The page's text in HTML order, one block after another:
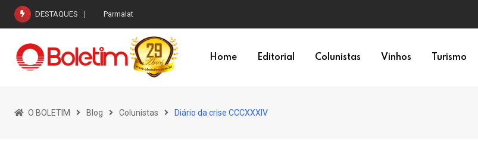
Skip
content
DESTAQUES Como não deixar o empanado se desprender do bife
Home Editorial Colunistas Vinhos Turismo
O BOLETIM Blog Colunistas Diário da crise CCCXXXIV